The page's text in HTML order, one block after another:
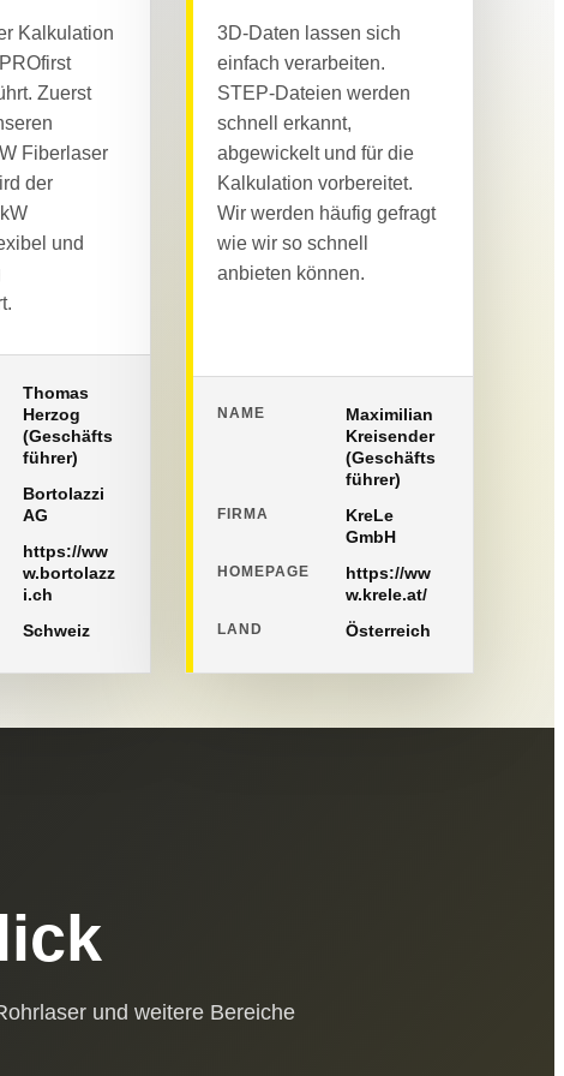
Kalkulation
Zuerst
Fiberlaser
der
und
Thomas
Herzog
(Geschäfts
führer)
Bortolazzi
AG
https://ww
w.bortolazz
i.ch
Schweiz
3D-Daten lassen sich
einfach verarbeiten.
STEP-Dateien werden
schnell erkannt,
abgewickelt und für die
Kalkulation vorbereitet.
Wir werden häufig gefragt
wie wir so schnell
anbieten können.
NAME
Maximilian
Kreisender
(Geschäfts
führer)
FIRMA
KreLe
GmbH
HOMEPAGE
https://ww
w.krele.at/
LAND Österreich
und weitere Bereiche